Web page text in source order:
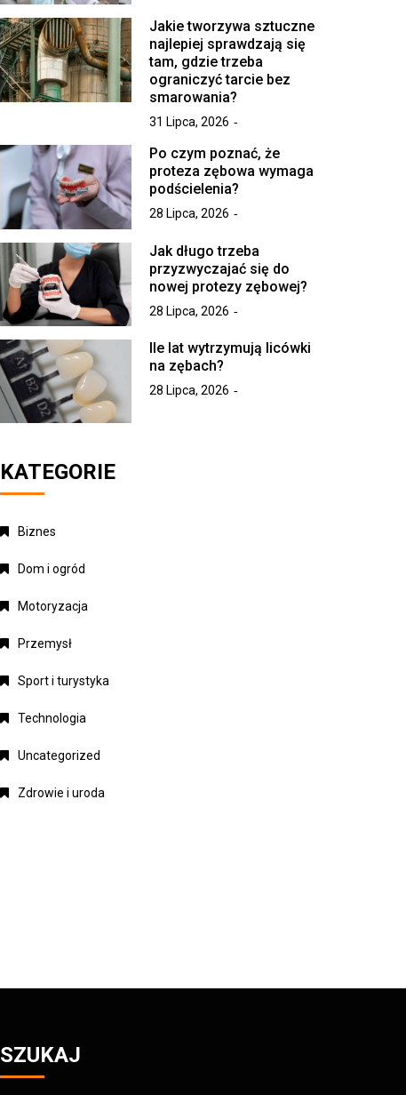
Jakie tworzywa sztuczne
najlepiej sprawdzają się
tam, gdzie trzeba
ograniczyć tarcie bez
smarowania?
31 Lipca, 2026
Po czym poznać, że
proteza zębowa wymaga
podścielenia?
28 Lipca, 2026
Jak długo trzeba
przyzwyczajać się do
nowej protezy zębowej?
28 Lipca, 2026
Ile lat wytrzymują licówki
na zębach?
28 Lipca, 2026
KATEGORIE
Biznes
Dom i ogród
Motoryzacja
Przemysł
Sport i turystyka
Technologia
Uncategorized
Zdrowie i uroda
SZUKAJ